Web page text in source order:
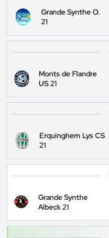
Grande Synthe O.
21
Monts de Flandre
US 21
Erquinghem Lys CS
21
Grande Synthe
Albeck 21